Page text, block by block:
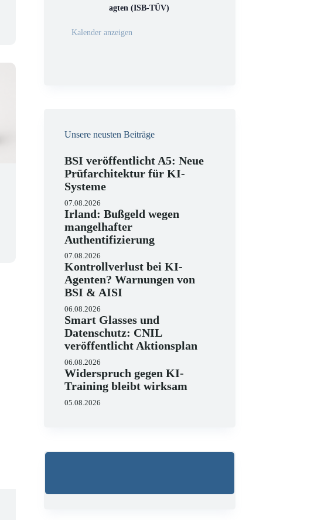
t
n
agten (ISB-TÜV)
Kalender anzeigen
Unsere neusten Beiträge
BSI veröffentlicht A5: Neue
Prüfarchitektur für KI-
Systeme
07.08.2026
Irland: Bußgeld wegen
mangelhafter
Authentifizierung
07.08.2026
Kontrollverlust bei KI-
Agenten? Warnungen von
BSI & AISI
06.08.2026
Smart Glasses und
Datenschutz: CNIL
veröffentlicht Aktionsplan
06.08.2026
Widerspruch gegen KI-
Training bleibt wirksam
05.08.2026